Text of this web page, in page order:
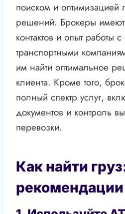
поиском и оптимизацией
решений. Брокеры
контактов и опыт работы
транспортными
им найти оптимальное
клиента. Кроме того,
полный спектр услуг,
документов и контроль
перевозки.
Как найти
рекомендации